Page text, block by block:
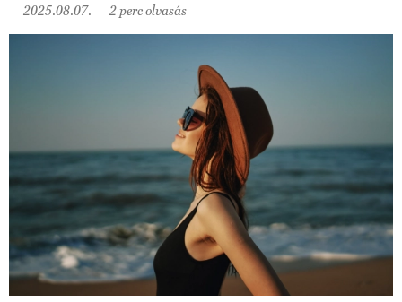
2025.08.07. 2 perc olvasás